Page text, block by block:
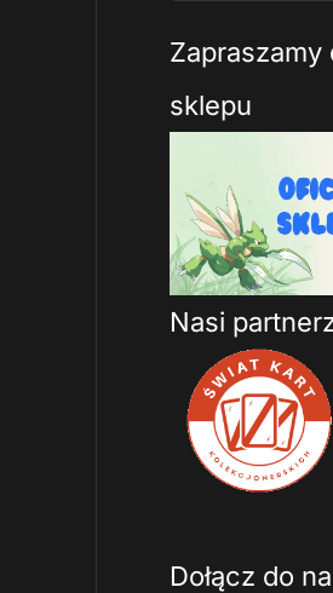
Zapraszamy
sklepu
Nasi
Dołącz do